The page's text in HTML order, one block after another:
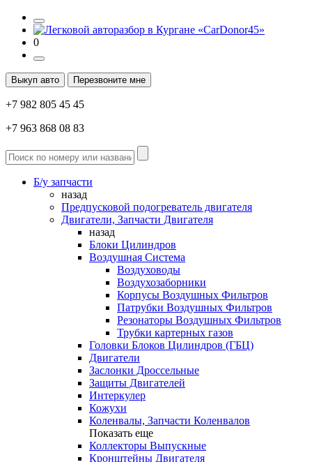
0
Выкуп авто Перезвоните мне
+7 982 805 45 45
+7 963 868 08 83
Б/у запчасти
назад
Предпусковой подогреватель двигателя
Двигатели, Запчасти Двигателя
назад
Блоки Цилиндров
Воздушная Система
Воздуховоды
Воздухозаборники
Корпусы Воздушных Фильтров
Патрубки Воздушных Фильтров
Резонаторы Воздушных Фильтров
Трубки картерных газов
Головки Блоков Цилиндров (ГБЦ)
Двигатели
Заслонки Дроссельные
Защиты Двигателей
Интеркулер
Кожухи
Коленвалы, Запчасти Коленвалов
Показать еще
Коллекторы Выпускные
Кронштейны Двигателя